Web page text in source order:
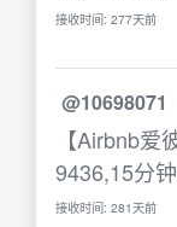
接收时间: 277天前
@10698071
【Airbnb爱
9436,15分
接收时间: 281天前